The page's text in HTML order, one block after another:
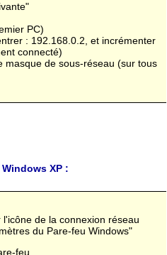
PC)
: 192.168.0.2, et incrémenter
connecté)
masque de sous-réseau (sur tous
XP :
de la connexion réseau
du Pare-feu Windows"